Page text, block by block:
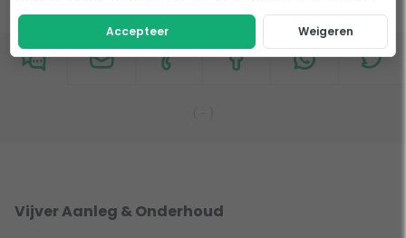
Elektrische IJsvrijhouders
Elektrische vijververwarming
EPDM vijverfolie
J, K, L, M
Vijverslang 38mm
Vijverslang 40mm
Vijverslang 50mm
Vijververlichting - Decoratie
Vijver Aanleg & Onderhoud
Accepteer Weigeren